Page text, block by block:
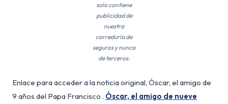
solo contiene
publicidad de
nuestra
correduría de
seguros y nunca
de terceros.
Enlace para acceder a la noticia original, Óscar, el amigo de
9 años del Papa Francisco . Óscar, el amigo de nueve